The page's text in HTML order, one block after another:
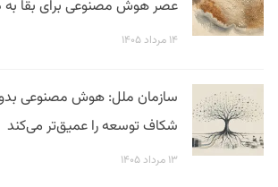
عصر هوش مصنوعی برای بقا به
۱۴ مرداد ۱۴۰۵
سازمان ملل: هوش مصنوعی
شکاف توسعه را عمیق‌تر می‌کند
۱۳ مرداد ۱۴۰۵